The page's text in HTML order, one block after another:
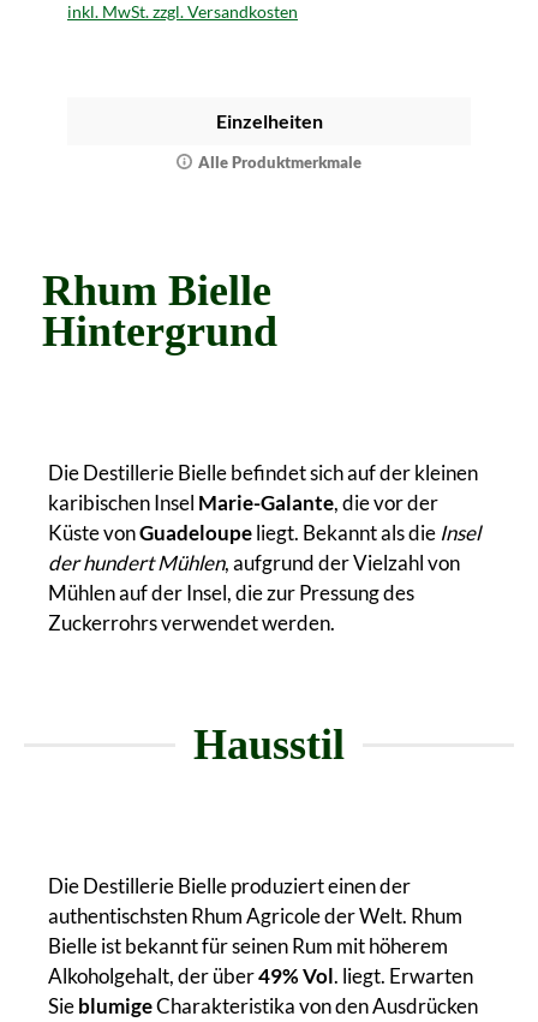
inkl. MwSt. zzgl. Versandkosten
Einzelheiten
Alle Produktmerkmale
Rhum Bielle
Hintergrund
Die Destillerie Bielle befindet sich auf der kleinen
karibischen Insel Marie-Galante, die vor der
Küste vonGuadeloupeliegt. Bekannt als die Insel
der hundert Mühlen, aufgrund der Vielzahl von
Mühlen auf der Insel, die zur Pressung des
Zuckerrohrs verwendet werden.
Hausstil
Die Destillerie Bielle produziert einen der
authentischsten Rhum Agricole der Welt. Rhum
Bielle ist bekannt für seinen Rum mit höherem
Alkoholgehalt, der über49% Vol. liegt. Erwarten
SieblumigeCharakteristika von den Ausdrücken